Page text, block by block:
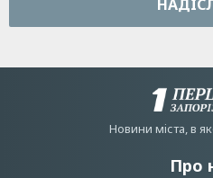
Новини мiста, в
Про